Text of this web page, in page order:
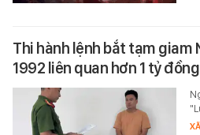
Thi hành lệnh bắt tạm giam
1992 liên quan hơn 1 tỷ đồng